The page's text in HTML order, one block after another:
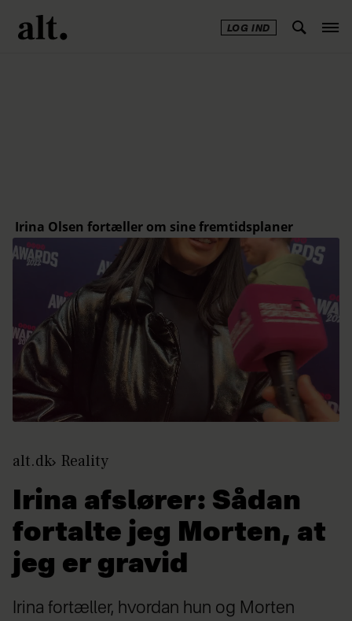
LOG IND
alt.dk Reality
Irina afslører: Sådan
fortalte jeg Morten, at
jeg er gravid
Irina fortæller, hvordan hun og Morten